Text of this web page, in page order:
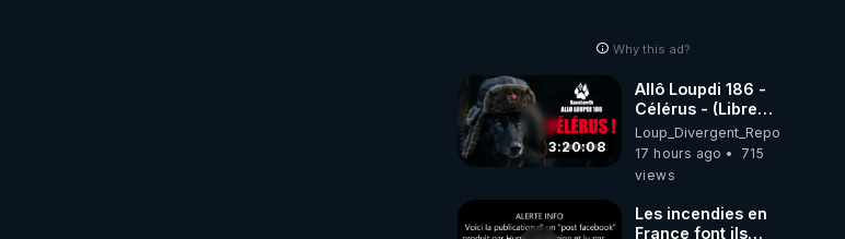
Why this ad?
3:20:08
Allô Loupdi 186 -
Célérus - (Libre
Antenne) - Loup
Divergent
2026.08.06
Loup_Divergent_Reposts
17 hours ago
715
views
Les incendies en
France font ils